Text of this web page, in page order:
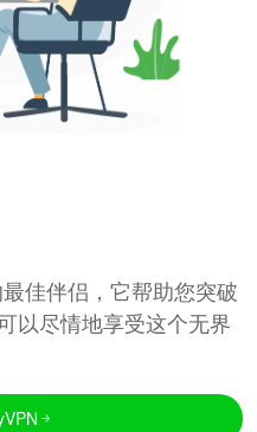
佳伴侣，它帮助您突破
以尽情地享受这个无界